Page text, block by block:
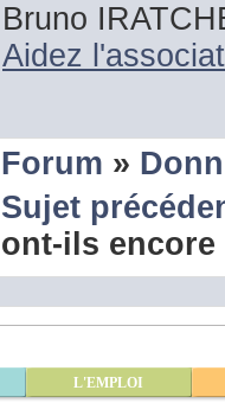
Bruno
Aidez
Forum »
Sujet
ont-ils
L'EMPLOI